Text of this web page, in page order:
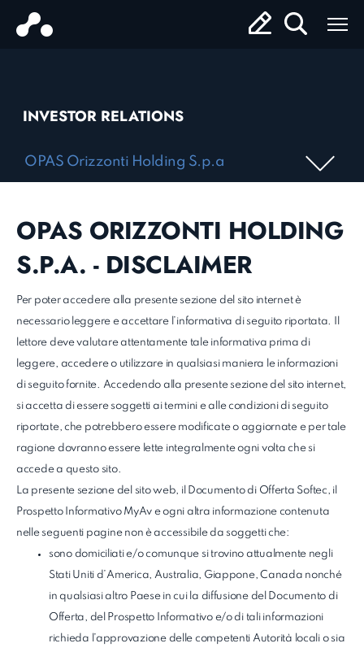
INVESTOR RELATIONS
OPAS Orizzonti Holding S.p.a
OPAS ORIZZONTI HOLDING
S.P.A. - DISCLAIMER
Per poter accedere alla presente sezione del sito internet è
necessario leggere e accettare l’informativa di seguito riportata. Il
lettore deve valutare attentamente tale informativa prima di
leggere, accedere o utilizzare in qualsiasi maniera le informazioni
di seguito fornite. Accedendo alla presente sezione del sito internet,
si accetta di essere soggetti ai termini e alle condizioni di seguito
riportate, che potrebbero essere modificate o aggiornate e per tale
ragione dovranno essere lette integralmente ogni volta che si
accede a questo sito.
La presente sezione del sito web, il Documento di Offerta Softec, il
Prospetto Informativo MyAv e ogni altra informazione contenuta
nelle seguenti pagine non è accessibile da soggetti che:
sono domiciliati e/o comunque si trovino attualmente negli
Stati Uniti d’America, Australia, Giappone, Canada nonché
in qualsiasi altro Paese in cui la diffusione del Documento di
Offerta, del Prospetto Informativo e/o di tali informazioni
richieda l’approvazione delle competenti Autorità locali o sia